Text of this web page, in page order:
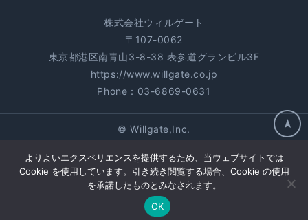
株式会社ウィルゲート
〒107-0062
東京都港区南青山3-8-38 表参道グランビル3F
https://www.willgate.co.jp
Phone： 03-6869-0631
© Willgate,Inc.
よりよいエクスペリエンスを提供するため、当ウェブサイトでは
Cookie を使用しています。引き続き閲覧する場合、Cookie の使用
を承諾したものとみなされます。
OK